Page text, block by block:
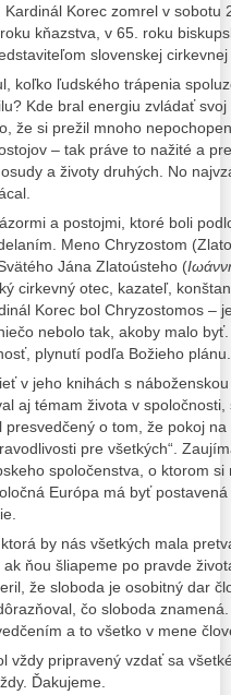
Korec zomrel v sobotu
kňazstva, v 65. roku
slovenskej
koľko ľudského trápenia
Kde bral energiu zvládať
že si prežil mnoho
– tak práve to nažité a
a životy druhých. No
a postojmi, ktoré boli
Meno Chryzostom
Jána Zlatoústeho (
cirkevný otec, kazateľ,
Korec bol Chryzostomos –
nebolo tak, akoby malo
plynutí podľa Božieho plánu.
v jeho knihách s
aj témam života v
o tom, že pokoj
pre všetkých“.
spoločenstva, o ktorom
Európa má byť
by nás všetkých mala
ňou šliapeme po pravde
že sloboda je osobitný dar
čo sloboda
a to všetko v mene
vždy pripravený vzdať sa
Ďakujeme.